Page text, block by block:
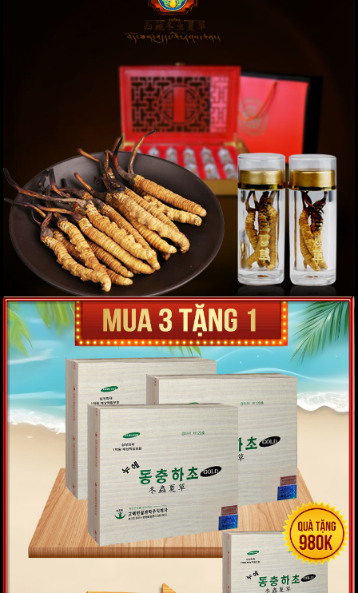
Đông trùng hạ thảo nguyên con Cao Cấp 100g
Đông trùng hạ thảo đặc biệt loại 20g D006
XEM NGAY